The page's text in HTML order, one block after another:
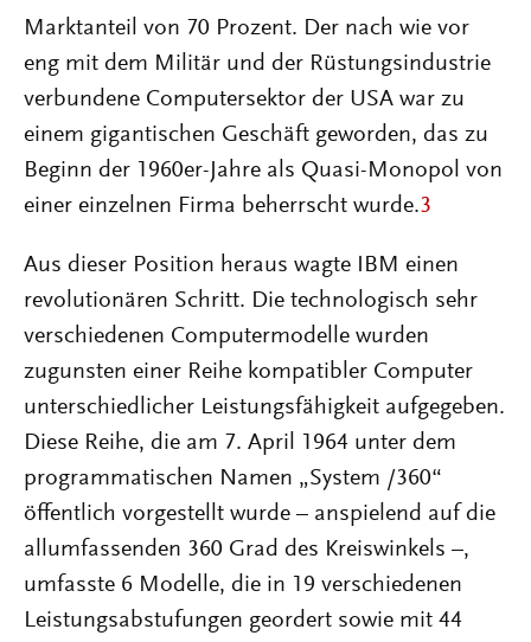
Marktanteil von 70 Prozent. Der nach wie vor
eng mit dem Militär und der Rüstungsindustrie
verbundene Computersektor der USA war zu
einem gigantischen Geschäft geworden, das zu
Beginn der 1960er-Jahre als Quasi-Monopol von
einer einzelnen Firma beherrscht wurde.3
Aus dieser Position heraus wagte IBM einen
revolutionären Schritt. Die technologisch sehr
verschiedenen Computermodelle wurden
zugunsten einer Reihe kompatibler Computer
unterschiedlicher Leistungsfähigkeit aufgegeben.
Diese Reihe, die am 7. April 1964 unter dem
programmatischen Namen „System /360“
öffentlich vorgestellt wurde – anspielend auf die
allumfassenden 360 Grad des Kreiswinkels –,
umfasste 6 Modelle, die in 19 verschiedenen
Leistungsabstufungen geordert sowie mit 44